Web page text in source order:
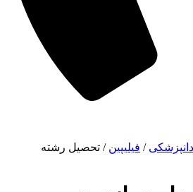
/ فیلیپین / تحصیل رشته